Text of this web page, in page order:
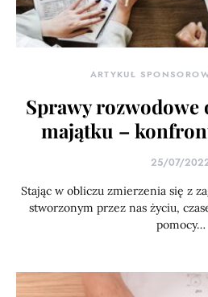
ARTYKUŁ
Sprawy rozwodowe
majątku –
25/07/
Stając w obliczu zmierzenia się z
stworzonym przez nas życiu,
pomocy…